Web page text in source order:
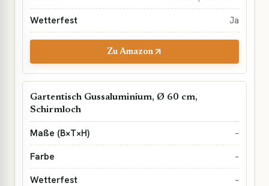
Ja
Zu Amazon
Gartentisch Gussaluminium, Ø 60 cm,
Schirmloch
–
–
–